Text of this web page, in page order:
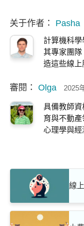
关于作者： Pasha
計算機科
其專家團
造這些線上
審閱： Olga 2025
具備教師
育與不動產
心理學與經
線